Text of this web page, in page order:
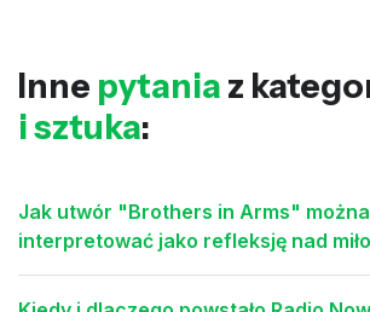
Inne pytania z
i sztuka:
Jak utwór "Brothers in Arms" można
interpretować jako refleksję nad